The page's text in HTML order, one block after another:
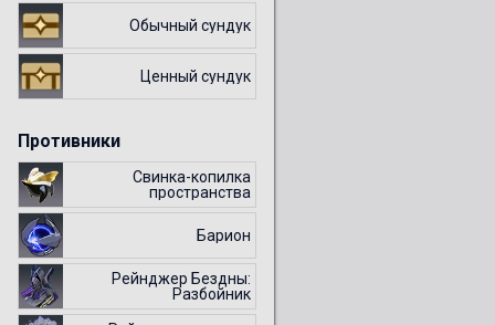
Обычный сундук
Ценный сундук
Противники
Свинка-копилка
пространства
Барион
Рейнджер Бездны:
Разбойник